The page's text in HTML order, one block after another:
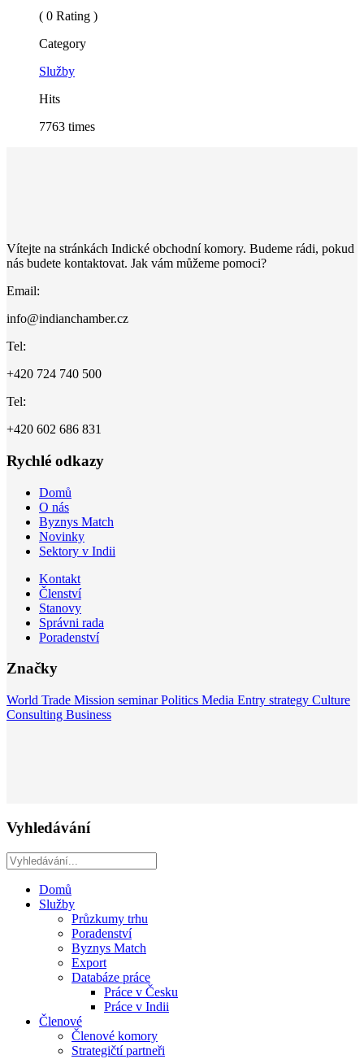
( 0 Rating )
Category
Služby
Hits
7763 times
Vítejte na stránkách Indické obchodní komory. Budeme rádi, pokud
nás budete kontaktovat. Jak vám můžeme pomoci?
Email:
info@indianchamber.cz
Tel:
+420 724 740 500
Tel:
+420 602 686 831
Rychlé odkazy
Domů
O nás
Byznys Match
Novinky
Sektory v Indii
Kontakt
Členství
Stanovy
Správni rada
Poradenství
Značky
World Trade Mission seminarPolitics Media Entry strategy Culture
Consulting Business
Vyhledávání
Domů
Služby
Průzkumy trhu
Poradenství
Byznys Match
Export
Databáze práce
Práce v Česku
Práce v Indii
Členové
Členové komory
Strategičtí partneři